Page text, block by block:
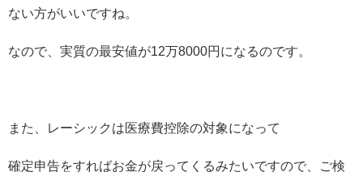
ない方がいいですね。
なので、実質の最安値が12万8000円になるのです。
また、レーシックは医療費控除の対象になって
確定申告をすればお金が戻ってくるみたいですので、ご検